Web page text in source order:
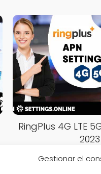
Gestionar el
RingPlus 4G LTE
2023